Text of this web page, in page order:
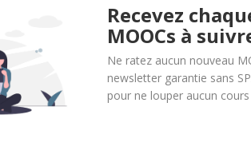
Recevez
MOOCs à
Ne ratez aucun nouveau
newsletter garantie sans
pour ne louper aucun cours